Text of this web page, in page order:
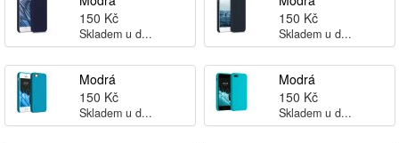
150 Kč
Skladem u d...
150 Kč
Skladem u d...
Modrá
150 Kč
Skladem u d...
Modrá
150 Kč
Skladem u d...